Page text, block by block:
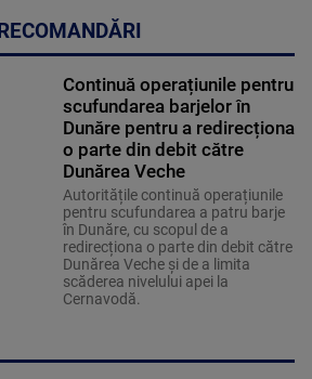
RECOMANDĂRI
Continuă operațiunile pentru
scufundarea barjelor în
Dunăre pentru a redirecționa
o parte din debit către
Dunărea Veche
Autoritățile continuă operațiunile
pentru scufundarea a patru barje
în Dunăre, cu scopul de a
redirecționa o parte din debit către
Dunărea Veche și de a limita
scăderea nivelului apei la
Cernavodă.